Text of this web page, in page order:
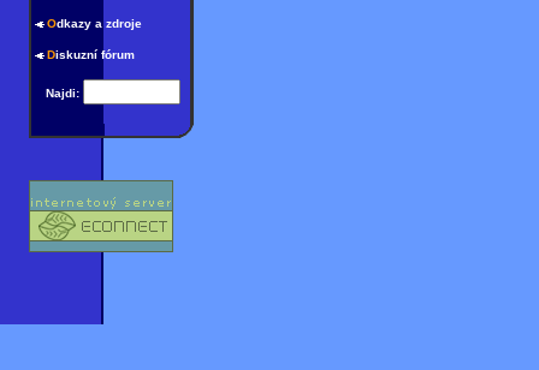
Odkazy a zdroje
Diskuzní fórum
Najdi: